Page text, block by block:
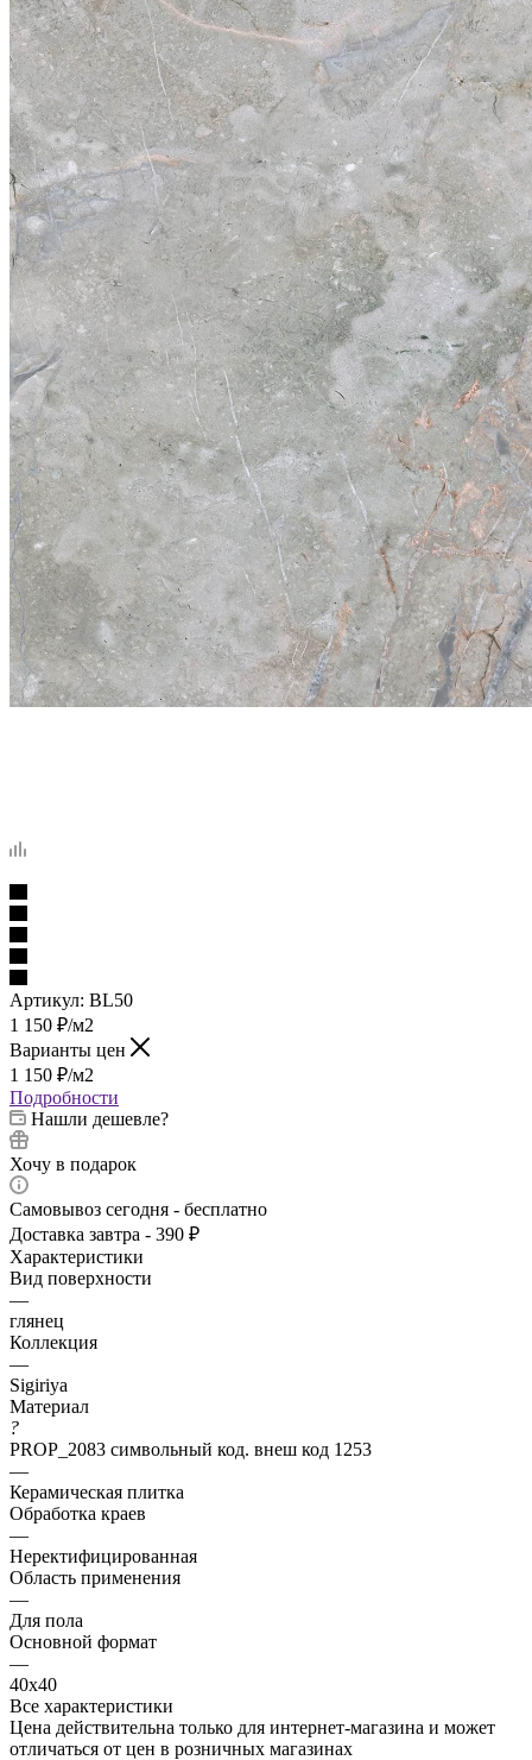
Артикул: BL50
1 150 ₽/м2
Варианты цен
1 150 ₽/м2
Подробности
Нашли дешевле?
Хочу в подарок
Самовывоз сегодня - бесплатно
Доставка завтра - 390 ₽
Характеристики
Вид поверхности
—
глянец
Коллекция
—
Sigiriya
Материал
?
PROP_2083 символьный код. внеш код 1253
—
Керамическая плитка
Обработка краев
—
Неректифицированная
Область применения
—
Для пола
Основной формат
—
40х40
Все характеристики
Цена действительна только для интернет-магазина и может
отличаться от цен в розничных магазинах